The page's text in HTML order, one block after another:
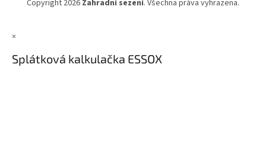
Copyright 2026 Zahradní sezení. Všechna práva vyhrazena.
×
Splátková kalkulačka ESSOX